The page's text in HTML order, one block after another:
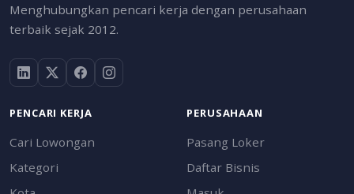
Menghubungkan pencari kerja dengan perusahaan
terbaik sejak 2012.
PENCARI KERJA
Cari Lowongan
Kategori
PERUSAHAAN
Pasang Loker
Daftar Bisnis